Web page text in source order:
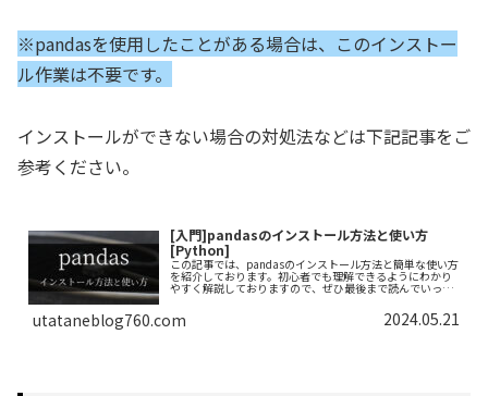
※pandasを使用したことがある場合は、このインストー
ル作業は不要です。
インストールができない場合の対処法などは下記記事をご
参考ください。
[入門]pandasのインストール方法と使い方
[Python]
この記事では、pandasのインストール方法と簡単な使い方
を紹介しております。初心者でも理解できるようにわかり
やすく解説しておりますので、ぜひ最後まで読んでいって
utataneblog760.com 2024.05.21